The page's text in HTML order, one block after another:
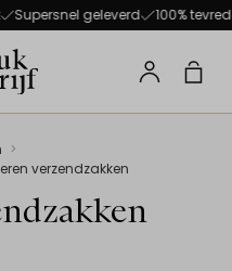
naar de
naar de hoofdinhoud
Profiel
geleverd 100% tevredenheid
verzendzakken